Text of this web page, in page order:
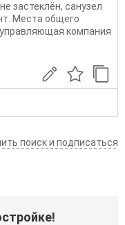
застеклён, санузел
Места общего
компания
поиск и подписаться